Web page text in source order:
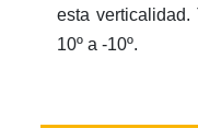
esta
10º a -10º.